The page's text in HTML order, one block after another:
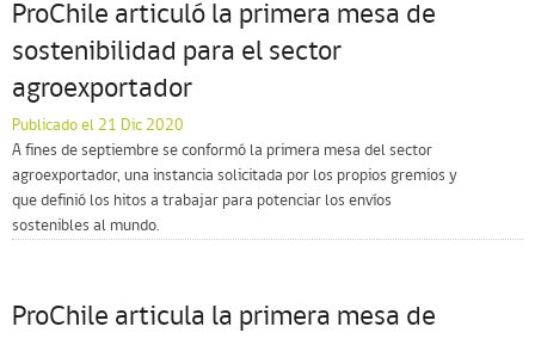
ProChile articuló la primera mesa de
sostenibilidad para el sector
agroexportador
Publicado el 21 Dic 2020
A fines de septiembre se conformó la primera mesa del sector
agroexportador, una instancia solicitada por los propios gremios y
que definió los hitos a trabajar para potenciar los envíos
sostenibles al mundo.
ProChile articula la primera mesa de